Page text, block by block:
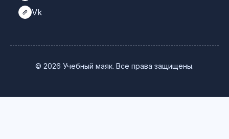
Vk
© 2026 Учебный маяк. Все права защищены.